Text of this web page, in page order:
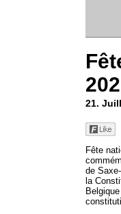
21.
Fête
de
la